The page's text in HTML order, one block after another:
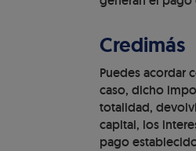
Credimás
Puedes acordar
caso, dicho
totalidad,
capital, los
pago